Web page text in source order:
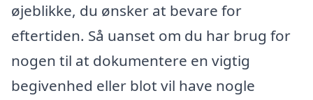
øjeblikke, du ønsker at bevare for
eftertiden. Så uanset om du har brug for
nogen til at dokumentere en vigtig
begivenhed eller blot vil have nogle